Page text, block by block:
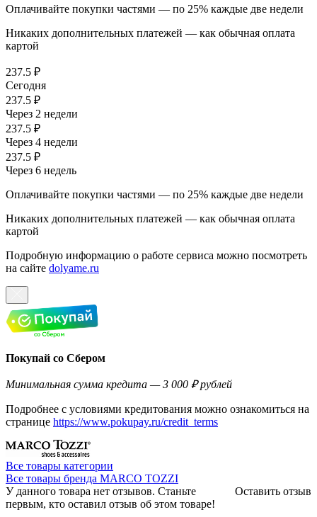
Оплачивайте покупки частями — по 25% каждые две недели
Никаких дополнительных платежей — как обычная оплата
картой
237.5 ₽
Сегодня
237.5 ₽
Через 2 недели
237.5 ₽
Через 4 недели
237.5 ₽
Через 6 недель
Оплачивайте покупки частями — по 25% каждые две недели
Никаких дополнительных платежей — как обычная оплата
картой
Подробную информацию о работе сервиса можно посмотреть
на сайте dolyame.ru
Покупай со Сбером
Минимальная сумма кредита — 3 000 ₽ рублей
Подробнее с условиями кредитования можно ознакомиться на
странице https://www.pokupay.ru/credit_terms
Все товары категории
Все товары бренда MARCO TOZZI
Оставить отзыв
У данного товара нет отзывов. Станьте
первым, кто оставил отзыв об этом товаре!